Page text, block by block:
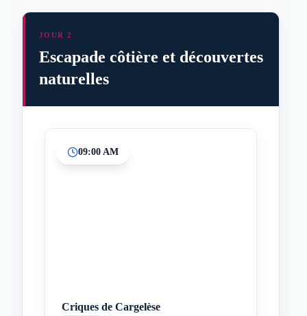
JOUR 2
Escapade côtière et découvertes
naturelles
09:00 AM
Criques de Cargelèse